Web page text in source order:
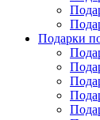
Подарки